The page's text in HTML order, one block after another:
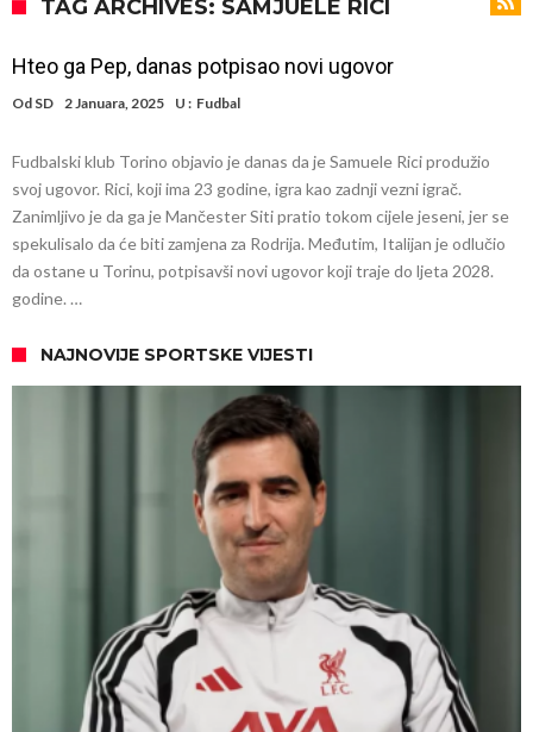
Zašto je nepoznati italijanski petoligaš dobio čudesan stadion od 62
ode
Deco nije samo zbog Hulijana Alvareza bio u Madridu, Barselona
sprema “krađu stoleća”?
Potresne scene na poslednjem ispraćaju UFC borca! Ogromna
povorka, dirljiva muzika i aplauz koji izazivaju suze
GROM USMRTIO FUDBALERA: Tragičan događaj na tajlandskom
turniru! Povređeno još 12 igrača!
Kapiten slavnog kluba pretučen nasmrt pred svojim domom, cela
TAG ARCHIVES: SAMJUELE RICI
Hteo ga Pep, danas potpisao novi ugovor
Od SD 2 Januara, 2025 U : Fudbal
Fudbalski klub Torino objavio je danas da je Samuele Rici produžio
svoj ugovor. Rici, koji ima 23 godine, igra kao zadnji vezni igrač.
Zanimljivo je da ga je Mančester Siti pratio tokom cijele jeseni, jer se
spekulisalo da će biti zamjena za Rodrija. Međutim, Italijan je odlučio
da ostane u Torinu, potpisavši novi ugovor koji traje do ljeta 2028.
godine. …
NAJNOVIJE SPORTSKE VIJESTI